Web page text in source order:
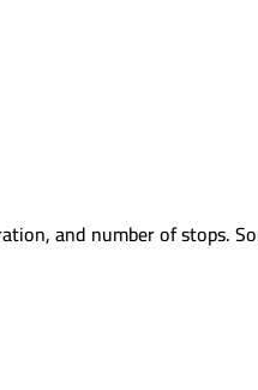
and number of stops.